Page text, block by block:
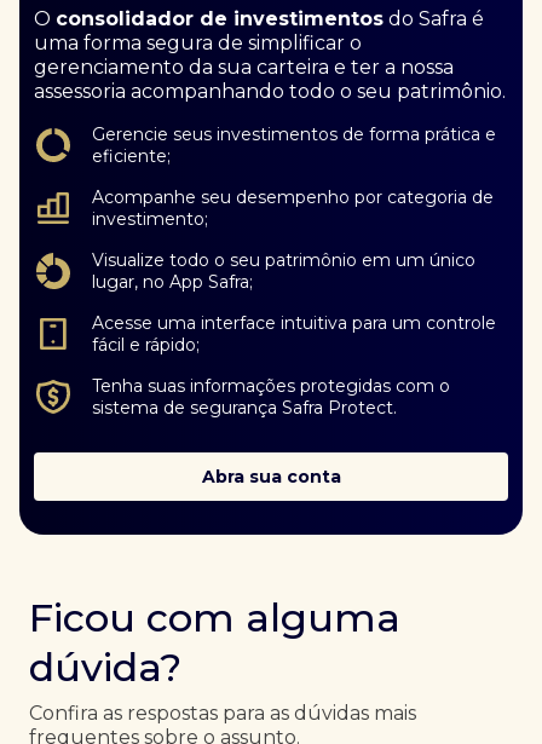
O consolidador de investimentos do Safra é
uma forma segura de simplificar o
gerenciamento da sua carteira e ter a nossa
assessoria acompanhando todo o seu patrimônio.
Gerencie seus investimentos de forma prática e
eficiente;
Acompanhe seu desempenho por categoria de
investimento;
Visualize todo o seu patrimônio em um único
lugar, no App Safra;
Acesse uma interface intuitiva para um controle
fácil e rápido;
Tenha suas informações protegidas com o
sistema de segurança Safra Protect.
Abra sua conta
Ficou com alguma
dúvida?
Confira as respostas para as dúvidas mais
frequentes sobre o assunto.